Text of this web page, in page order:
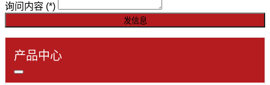
询问内容 (*)
发信息
产品中心